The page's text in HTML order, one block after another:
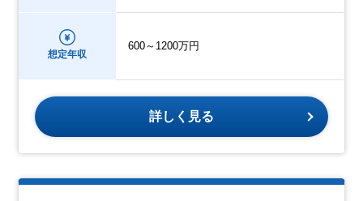
想定年収
600～1200万円
詳しく見る